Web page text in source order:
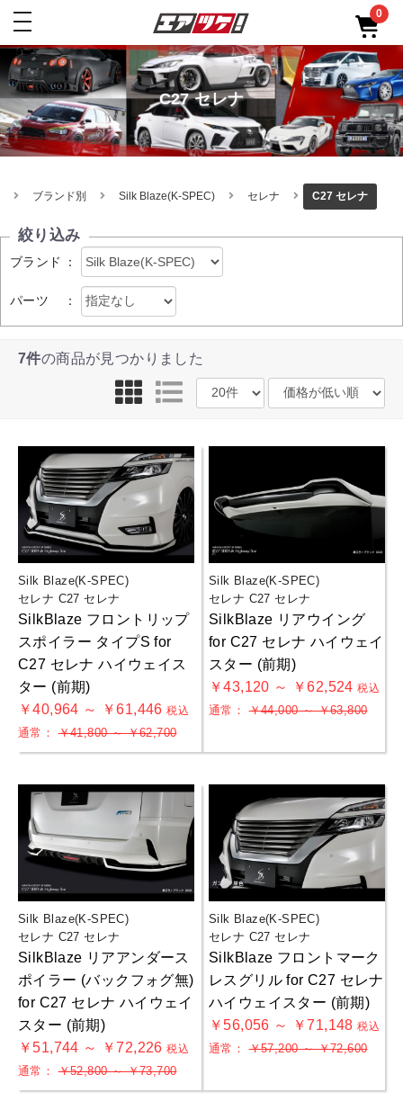
toggle
0
C27 セレナ
ブランド別 Silk Blaze(K-SPEC) セレナ C27 セレナ
絞り込み
ブランド ：
パーツ ：
7件の商品が見つかりました
Silk Blaze(K-SPEC)
セレナ C27 セレナ
SilkBlaze フロントリップ
スポイラー タイプS for
C27 セレナ ハイウェイス
ター (前期)
￥40,964 ～ ￥61,446税込
通常：￥41,800 ～ ￥62,700
Silk Blaze(K-SPEC)
セレナ C27 セレナ
SilkBlaze リアウイング
for C27 セレナ ハイウェイ
スター (前期)
￥43,120 ～ ￥62,524税込
通常：￥44,000 ～ ￥63,800
Silk Blaze(K-SPEC)
セレナ C27 セレナ
SilkBlaze リアアンダース
ポイラー (バックフォグ無)
for C27 セレナ ハイウェイ
スター (前期)
￥51,744 ～ ￥72,226税込
通常：￥52,800 ～ ￥73,700
Silk Blaze(K-SPEC)
セレナ C27 セレナ
SilkBlaze フロントマーク
レスグリル for C27 セレナ
ハイウェイスター (前期)
￥56,056 ～ ￥71,148税込
通常：￥57,200 ～ ￥72,600